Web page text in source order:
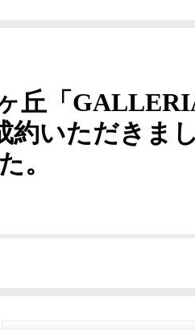
丘「
約いただきま
。